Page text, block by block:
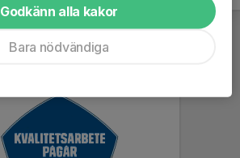
Godkänn alla kakor
Bara nödvändiga